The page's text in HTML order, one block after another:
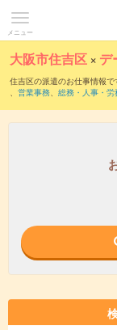
メニュー
大阪市住吉区 × デ
住吉区の派遣のお仕事情報で
、 営業事務、 総務・人事・労